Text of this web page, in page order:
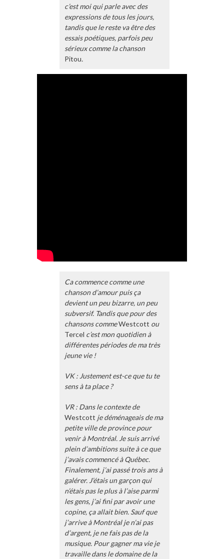
c’est moi qui parle avec des
expressions de tous les jours,
tandis que le reste va être des
essais poétiques, parfois peu
sérieux comme la chanson
Pitou.
Ca commence comme une
chanson d’amour puis ça
devient un peu bizarre, un peu
subversif. Tandis que pour des
chansons commeWestcott ou
Tercel c’est mon quotidien à
différentes périodes de ma très
jeune vie !
VK : Justement est-ce que tu te
sens à ta place ?
VR : Dans le contexte de
Westcott je déménageais de ma
petite ville de province pour
venir à Montréal. Je suis arrivé
plein d’ambitions suite à ce que
j’avais commencé à Québec.
Finalement, j’ai passé trois ans à
galérer. J’étais un garçon qui
n’étais pas le plus à l’aise parmi
les gens, j’ai fini par avoir une
copine, ça allait bien. Sauf que
j’arrive à Montréal je n’ai pas
d’argent, je ne fais pas de la
musique. Pour gagner ma vie je
travaille dans le domaine de la